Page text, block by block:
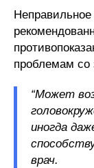
проблемам со
“Может
иногда
врач.